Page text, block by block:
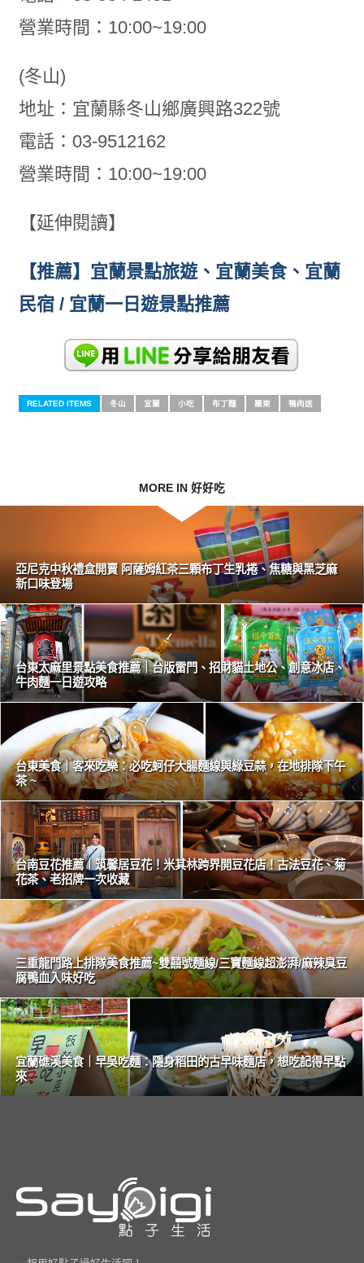
營業時間：10:00~19:00
(冬山)
地址：宜蘭縣冬山鄉廣興路322號
電話：03-9512162
營業時間：10:00~19:00
【延伸閱讀】
【推薦】宜蘭景點旅遊、宜蘭美食、宜蘭
民宿 / 宜蘭一日遊景點推薦
RELATED ITEMS 冬山 宜蘭 小吃 布丁麵 羅東 鴨肉送
MORE IN 好好吃
亞尼克中秋禮盒開賣 阿薩姆紅茶三顆布丁生乳捲、焦糖與黑芝麻
新口味登場
台東太麻里景點美食推薦｜台版雷門、招財貓土地公、創意冰店、
牛肉麵一日遊攻略
台東美食｜客來吃樂：必吃蚵仔大腸麵線與綠豆蒜，在地排隊下午
茶 ~
台南豆花推薦｜筑馨居豆花！米其林跨界開豆花店！古法豆花、菊
花茶、老招牌一次收藏
三重龍門路上排隊美食推薦~雙囍號麵線/三寶麵線超澎湃/麻辣臭豆
腐鴨血入味好吃
宜蘭礁溪美食｜早吳吃麵：隱身稻田的古早味麵店，想吃記得早點
來